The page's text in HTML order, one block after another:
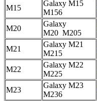
M15
Galaxy M15
M156
M20
Galaxy
M20 M205
M21
Galaxy M21
M215
M22
Galaxy M22
M225
M23
Galaxy M23
M236